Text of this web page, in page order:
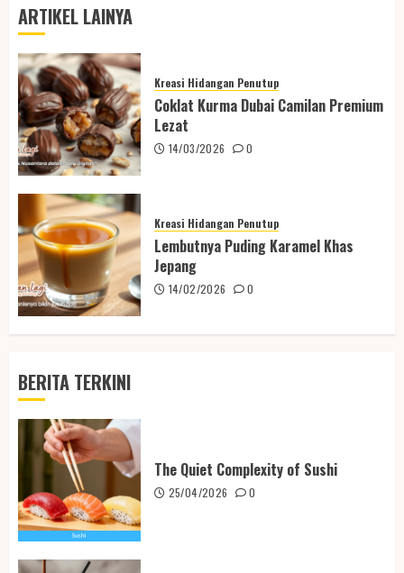
ARTIKEL LAINYA
Kreasi Hidangan Penutup
Coklat Kurma Dubai Camilan Premium
Lezat
14/03/2026 0
Kreasi Hidangan Penutup
Lembutnya Puding Karamel Khas
Jepang
14/02/2026 0
BERITA TERKINI
The Quiet Complexity of Sushi
25/04/2026 0